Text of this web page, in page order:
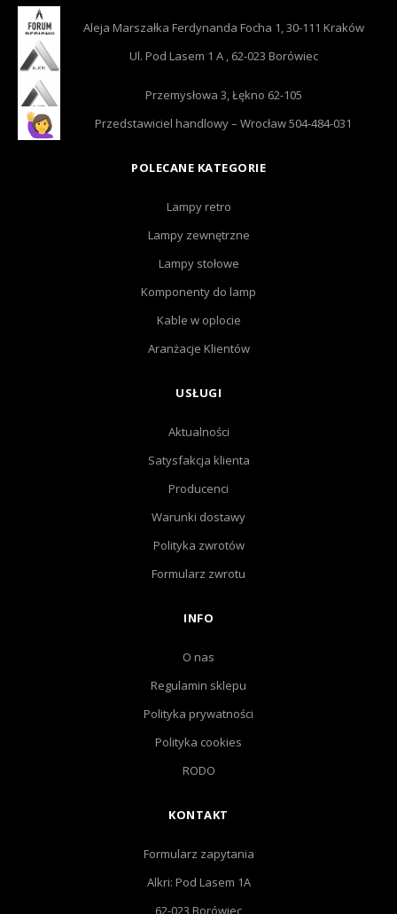
Aleja Marszałka Ferdynanda Focha 1, 30-111 Kraków
Ul. Pod Lasem 1 A , 62-023 Borówiec
Przemysłowa 3, Łękno 62-105
Przedstawiciel handlowy – Wrocław 504-484-031
POLECANE KATEGORIE
Lampy retro
Lampy zewnętrzne
Lampy stołowe
Komponenty do lamp
Kable w oplocie
Aranżacje Klientów
USŁUGI
Aktualności
Satysfakcja klienta
Producenci
Warunki dostawy
Polityka zwrotów
Formularz zwrotu
INFO
O nas
Regulamin sklepu
Polityka prywatności
Polityka cookies
RODO
KONTAKT
Formularz zapytania
Alkri: Pod Lasem 1A
62-023 Borówiec